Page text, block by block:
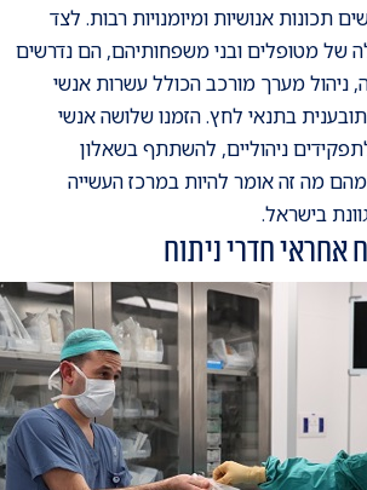
תכונות אנושיות ומיומנויות רבות. לצד
של מטופלים ובני משפחותיהם, הם נדרשים
ניהול מערך מורכב הכולל עשרות אנשי
בתנאי לחץ. הזמנו שלושה אנשי
ניהוליים, להשתתף בשאלון
מהם מה זה אומר להיות במרכז העשייה
בישראל.
אחראי חדרי ניתוח